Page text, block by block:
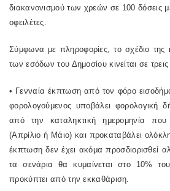
διακανονισμού των χρεών σε 100 δόσεις
οφειλέτες.
Σύμφωνα με πληροφορίες, το σχέδιο της
των εσόδων του Δημοσίου κινείται σε
• Γενναία έκπτωση από τον φόρο
φορολογούμενος υποβάλει φορολογική
από την καταληκτική ημερομηνία που
(Απρίλιο ή Μάιο) και προκαταβάλει
έκπτωση δεν έχει ακόμα
τα σενάρια θα κυμαίνεται στο 10%
προκύπτει από την εκκαθάριση.